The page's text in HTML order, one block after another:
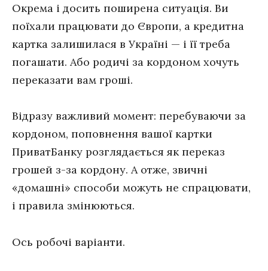
Окрема і досить поширена ситуація. Ви
поїхали працювати до Європи, а кредитна
картка залишилася в Україні — і її треба
погашати. Або родичі за кордоном хочуть
переказати вам гроші.
Відразу важливий момент: перебуваючи за
кордоном, поповнення вашої картки
ПриватБанку розглядається як переказ
грошей з-за кордону. А отже, звичні
«домашні» способи можуть не спрацювати,
і правила змінюються.
Ось робочі варіанти.